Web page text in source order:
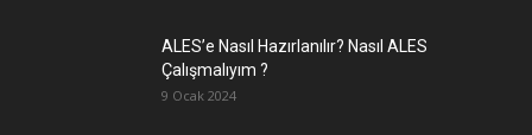
ALES’e Nasıl Hazırlanılır? Nasıl ALES
Çalışmalıyım ?
9 Ocak 2024